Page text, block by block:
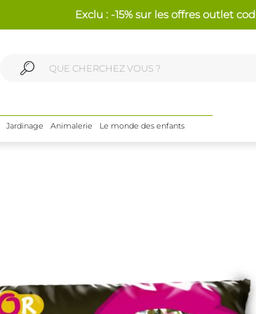
Exclu : -15% sur les offres outlet
Jardinage Animalerie Le monde des enfants